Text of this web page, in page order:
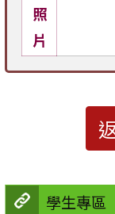
學生專區
照
片